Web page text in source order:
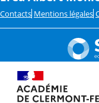
Contacts Mentions légales